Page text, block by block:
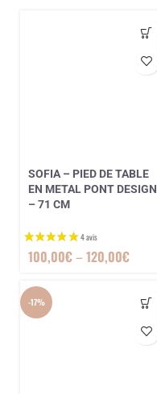
1 avis
SOFIA – PIED DE TABLE
EN METAL PONT DESIGN
– 71 CM
100,00€–120,00€
-17%